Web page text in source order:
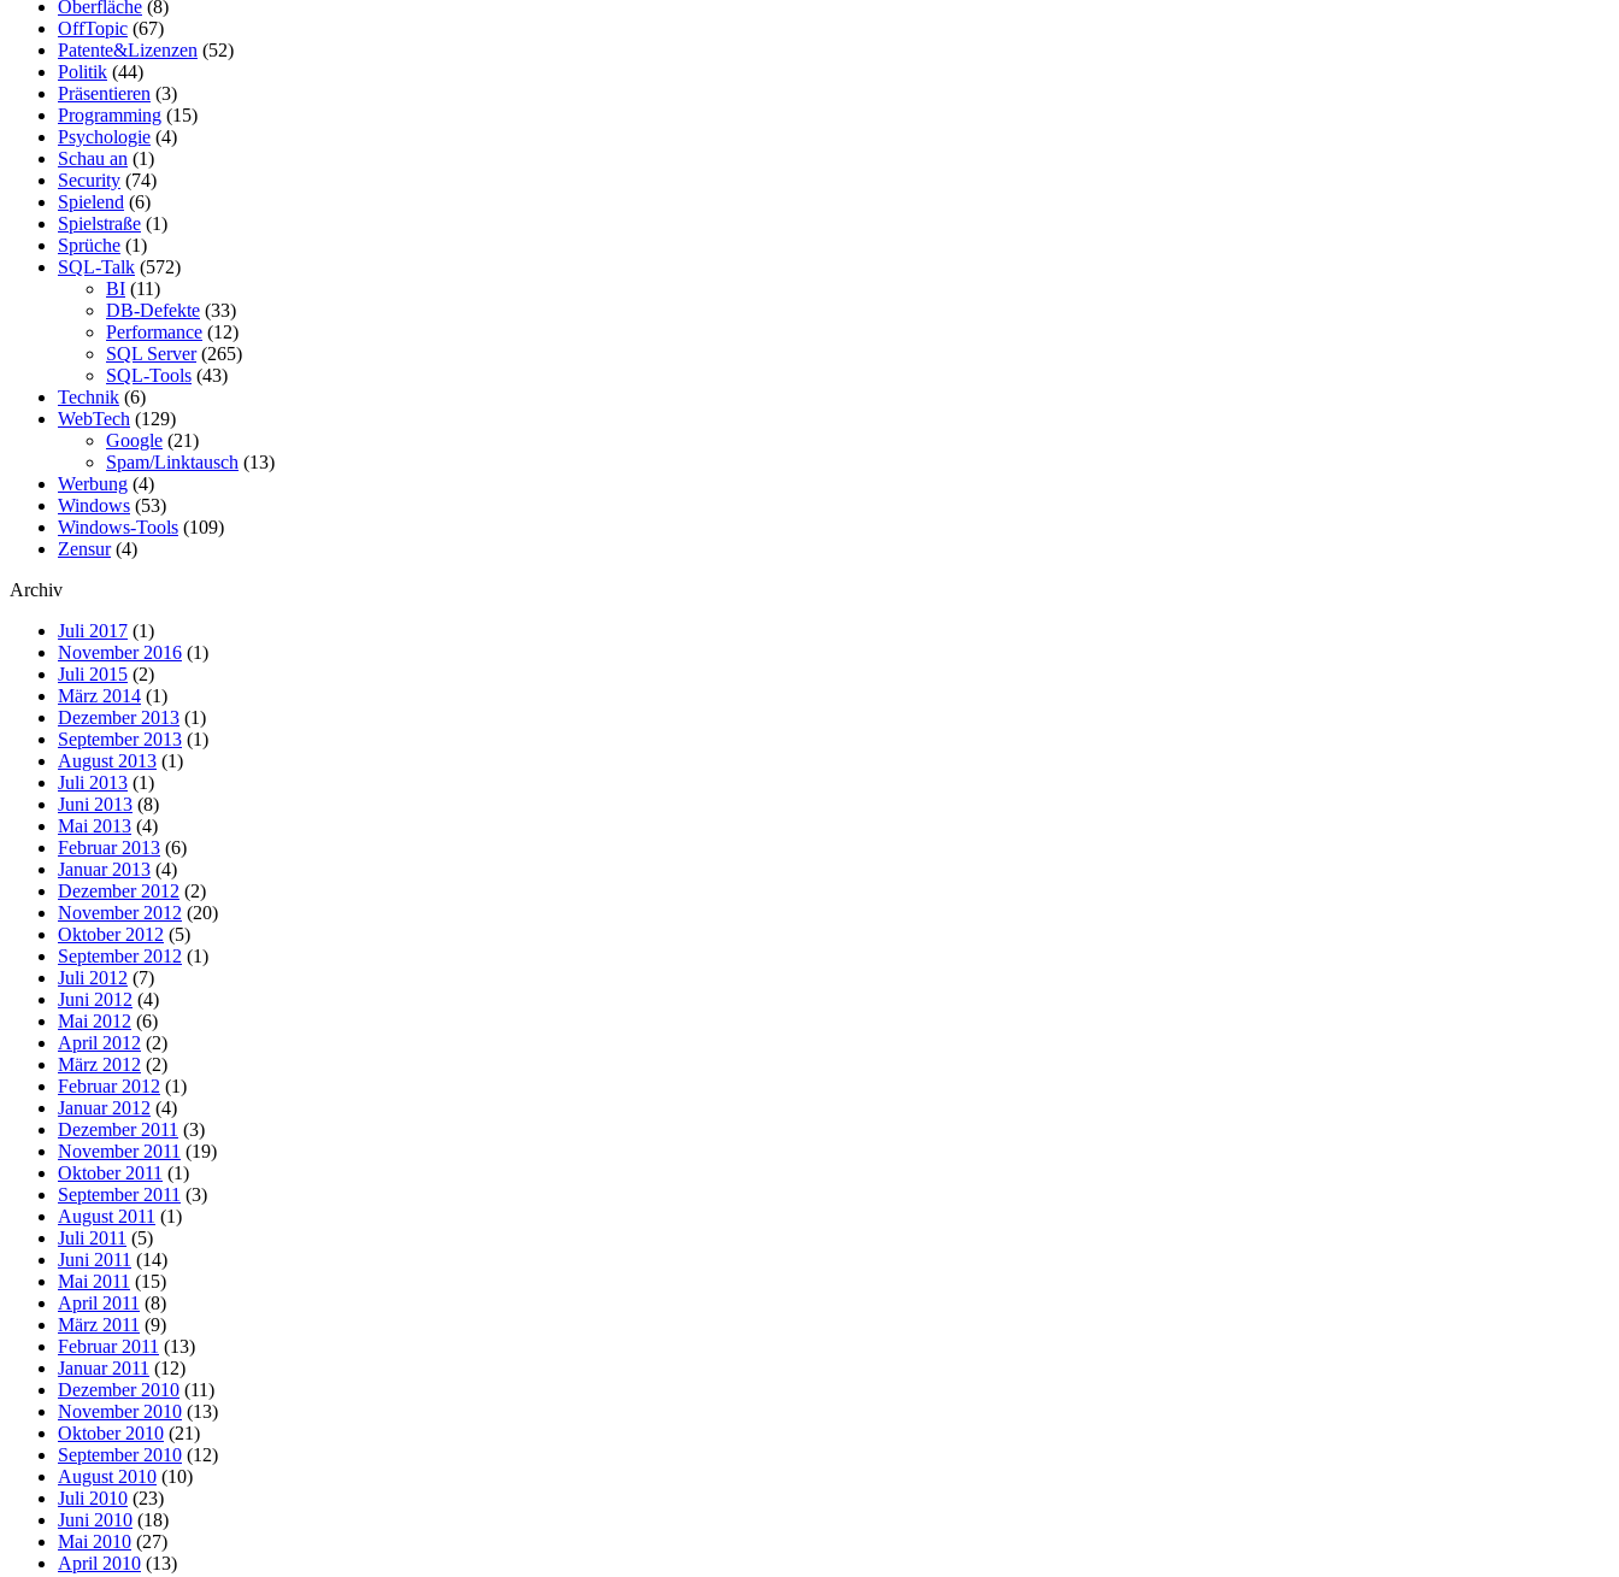
Oberfläche (8)
OffTopic (67)
Patente&Lizenzen (52)
Politik (44)
Präsentieren (3)
Programming (15)
Psychologie (4)
Schau an (1)
Security (74)
Spielend (6)
Spielstraße (1)
Sprüche (1)
SQL-Talk (572)
BI (11)
DB-Defekte (33)
Performance (12)
SQL Server(265)
SQL-Tools (43)
Technik (6)
WebTech (129)
Google (21)
Spam/Linktausch (13)
Werbung (4)
Windows (53)
Windows-Tools (109)
Zensur(4)
Archiv
Juli 2017 (1)
November 2016 (1)
Juli 2015 (2)
März 2014 (1)
Dezember 2013 (1)
September 2013 (1)
August 2013 (1)
Juli 2013 (1)
Juni 2013 (8)
Mai 2013 (4)
Februar 2013 (6)
Januar 2013 (4)
Dezember 2012 (2)
November 2012 (20)
Oktober 2012 (5)
September 2012 (1)
Juli 2012 (7)
Juni 2012 (4)
Mai 2012 (6)
April 2012 (2)
März 2012 (2)
Februar 2012 (1)
Januar 2012 (4)
Dezember 2011 (3)
November 2011 (19)
Oktober 2011 (1)
September 2011 (3)
August 2011 (1)
Juli 2011 (5)
Juni 2011 (14)
Mai 2011 (15)
April 2011 (8)
März 2011 (9)
Februar 2011 (13)
Januar 2011 (12)
Dezember 2010 (11)
November 2010 (13)
Oktober 2010 (21)
September 2010 (12)
August 2010 (10)
Juli 2010 (23)
Juni 2010 (18)
Mai 2010 (27)
April 2010 (13)